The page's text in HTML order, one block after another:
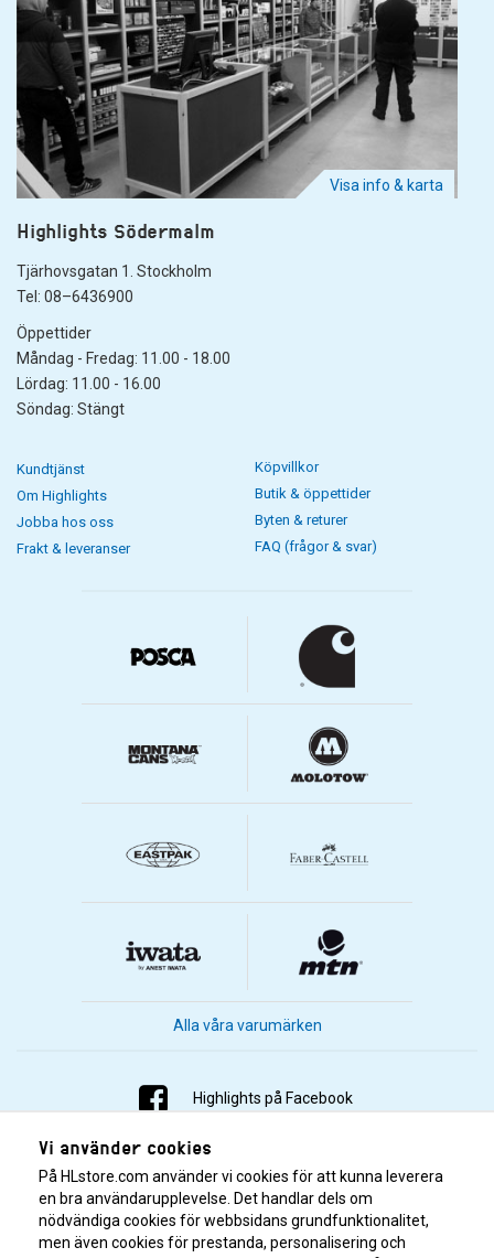
Visa info & karta
Highlights Södermalm
Tjärhovsgatan 1. Stockholm
Tel: 08–6436900
Öppettider
Måndag - Fredag: 11.00 - 18.00
Lördag: 11.00 - 16.00
Söndag: Stängt
Kundtjänst
Om Highlights
Jobba hos oss
Frakt & leveranser
Köpvillkor
Butik & öppettider
Byten & returer
FAQ (frågor & svar)
Alla våra varumärken
Highlights på Facebook
Highlights på Instagram
Highlights på Youtube
Highlights på Tiktok
Vi använder cookies
På HLstore.com använder vi cookies för att kunna leverera
en bra användarupplevelse. Det handlar dels om
nödvändiga cookies för webbsidans grundfunktionalitet,
men även cookies för prestanda, personalisering och